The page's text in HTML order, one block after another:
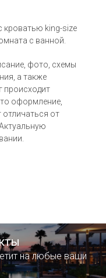
кроватью king-size
с ванной.
фото, схемы
а также
происходит
оформление,
от
на любые ваши